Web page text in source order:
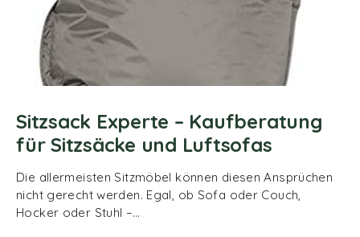
Sitzsack Experte – Kaufberatung
für Sitzsäcke und Luftsofas
Die allermeisten Sitzmöbel können diesen Ansprüchen
nicht gerecht werden. Egal, ob Sofa oder Couch,
Hocker oder Stuhl –…